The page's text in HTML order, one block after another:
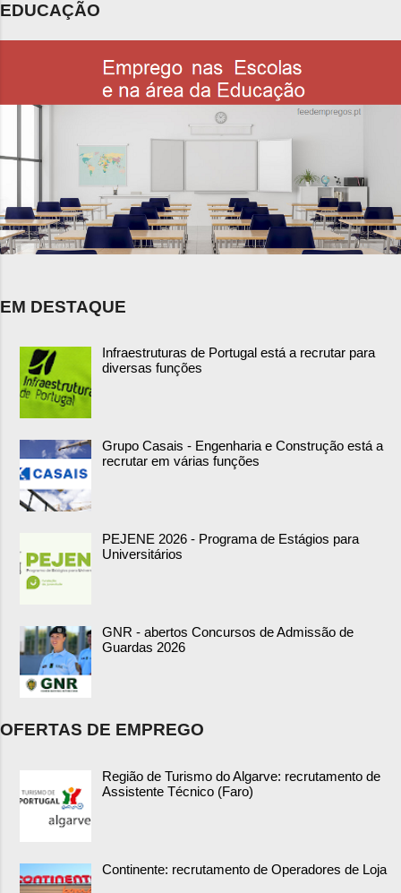
EDUCAÇÃO
EM DESTAQUE
Infraestruturas de Portugal está a recrutar para
diversas funções
Grupo Casais - Engenharia e Construção está a
recrutar em várias funções
PEJENE 2026 - Programa de Estágios para
Universitários
GNR - abertos Concursos de Admissão de
Guardas 2026
OFERTAS DE EMPREGO
Região de Turismo do Algarve: recrutamento de
Assistente Técnico (Faro)
Continente: recrutamento de Operadores de Loja